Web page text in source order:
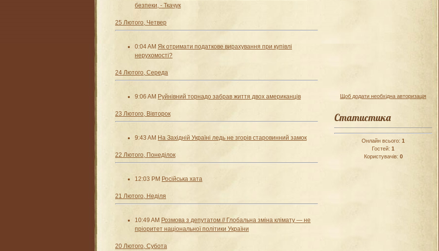
безпеки, - Ткачук
25 Лютого, Четвер
0:04 AM Як отримати податкове вирахування при купівлі
нерухомості?
24 Лютого, Середа
9:06 AM Руйнівний торнадо забрав життя двох американців
23 Лютого, Вівторок
9:43 AM На Західній Україні ледь не згорів старовинний замок
22 Лютого, Понеділок
12:03 PM Російська хата
21 Лютого, Неділя
10:49 AM Розмова з депутатом // Глобальна зміна клімату — не
пріоритет національної політики України
20 Лютого, Субота
Щоб додати необхідна авторизація
Статистика
Онлайн всього: 1
Гостей: 1
Користувачів: 0